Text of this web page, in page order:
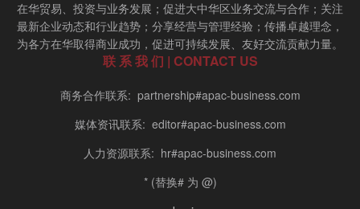
在华贸易、投资与业务发展；促进大中华区业务交流与合作；关注
最新企业动态和行业趋势；分享经营与管理经验；传播卓越理念，
为各方在华取得商业成功，促进可持续发展、友好交流贡献力量。
联 系 我 们 | CONTACT US
商务合作联系: partnership#apac-business.com
媒体资讯联系: editor#apac-business.com
人力资源联系: hr#apac-business.com
* (替换# 为 @)